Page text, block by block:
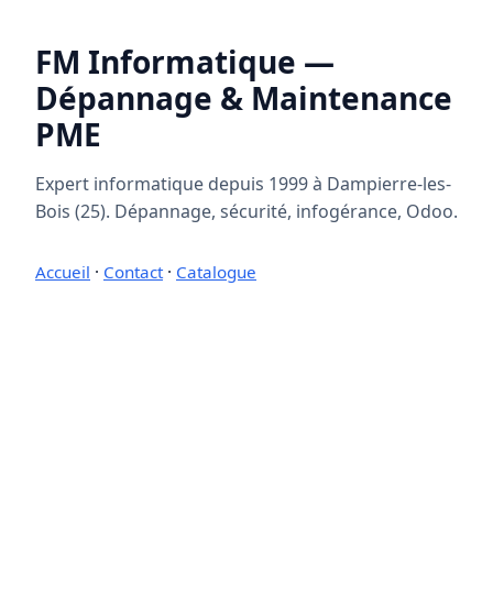
FM Informatique —
Dépannage & Maintenance
PME
Expert informatique depuis 1999 à Dampierre-les-
Bois (25). Dépannage, sécurité, infogérance, Odoo.
Accueil · Contact· Catalogue